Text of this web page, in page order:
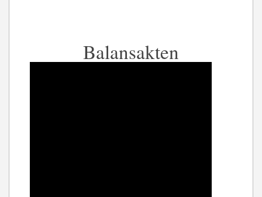
Balansakten